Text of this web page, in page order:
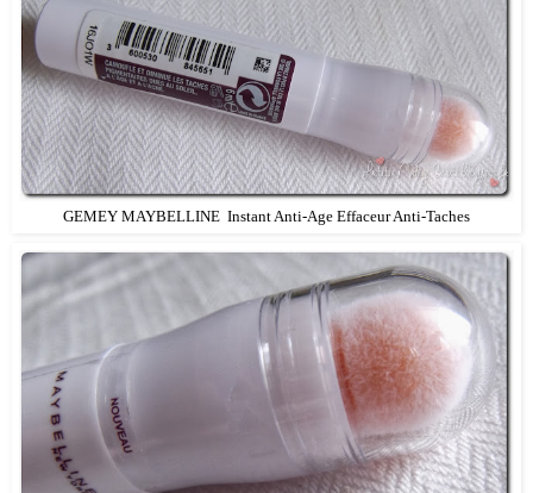
GEMEY MAYBELLINE Instant Anti-Age Effaceur Anti-Taches